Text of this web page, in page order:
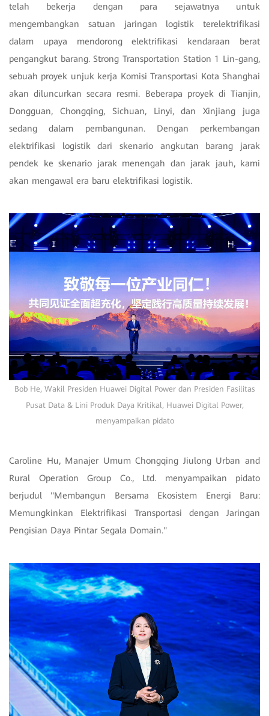
telah bekerja dengan para sejawatnya untuk
mengembangkan satuan jaringan logistik terelektrifikasi
dalam upaya mendorong elektrifikasi kendaraan berat
pengangkut barang. Strong Transportation Station 1 Lin-gang,
sebuah proyek unjuk kerja Komisi Transportasi Kota Shanghai
akan diluncurkan secara resmi. Beberapa proyek di Tianjin,
Dongguan, Chongqing, Sichuan, Linyi, dan Xinjiang juga
sedang dalam pembangunan. Dengan perkembangan
elektrifikasi logistik dari skenario angkutan barang jarak
pendek ke skenario jarak menengah dan jarak jauh, kami
akan mengawal era baru elektrifikasi logistik.
Bob He, Wakil Presiden Huawei Digital Power dan Presiden Fasilitas
Pusat Data & Lini Produk Daya Kritikal, Huawei Digital Power,
menyampaikan pidato
Caroline Hu, Manajer Umum Chongqing Jiulong Urban and
Rural Operation Group Co., Ltd. menyampaikan pidato
berjudul "Membangun Bersama Ekosistem Energi Baru:
Memungkinkan Elektrifikasi Transportasi dengan Jaringan
Pengisian Daya Pintar Segala Domain."